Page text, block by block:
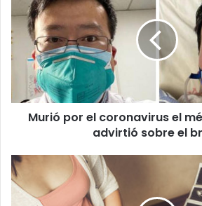
el
coronavirus
el
médico
chino
advirtió
sobreMurió por el coronavirus el
advirtió sobre el
Mujeres
embarazadas
de